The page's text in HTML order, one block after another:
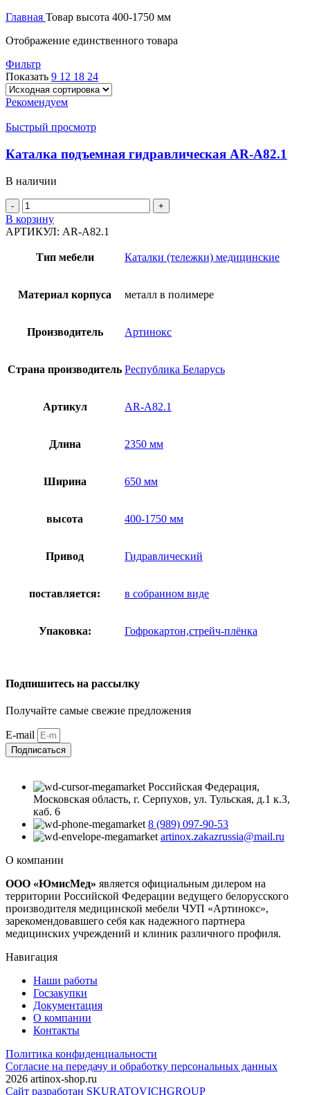
Главная Товар высота 400-1750 мм
Отображение единственного товара
Фильтр
Показать 9 12 18 24
Рекомендуем
Быстрый просмотр
Каталка подъемная гидравлическая AR-A82.1
В наличии
Количество
товара
Каталка
гидравлическая
В корзину
АРТИКУЛ: AR-A82.1
Тип мебели Каталки (тележки) медицинские
Материал корпуса металл в полимере
Производитель Артинокс
Страна производитель Республика Беларусь
Артикул AR-A82.1
Длина 2350 мм
Ширина 650 мм
высота 400-1750 мм
Привод Гидравлический
поставляется: в собранном виде
Упаковка: Гофрокартон,стрейч-плёнка
Подпишитесь на рассылку
Получайте самые свежие предложения
E-mail
Подписаться
Российская Федерация,
Московская область, г. Серпухов, ул. Тульская, д.1 к.3,
каб. 6
8 (989) 097-90-53
artinox.zakazrussia@mail.ru
О компании
ООО «ЮмисМед» является официальным дилером на
территории Российской Федерации ведущего белорусского
производителя медицинской мебели ЧУП «Артинокс»,
зарекомендовавшего себя как надежного партнера
медицинских учреждений и клиник различного профиля.
Навигация
Наши работы
Госзакупки
Документация
О компании
Контакты
Политика конфиденциальности
Согласие на передачу и обработку персональных данных
2026 artinox-shop.ru
Сайт разработан SKURATOVICHGROUP